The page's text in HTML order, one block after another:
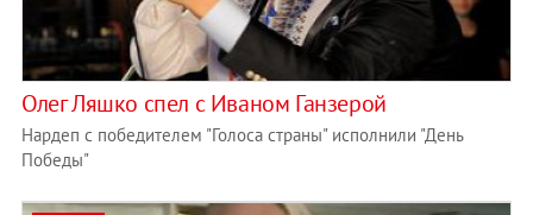
Олег Ляшко спел с Иваном Ганзерой
Нардеп с победителем "Голоса страны" исполнили "День
Победы"